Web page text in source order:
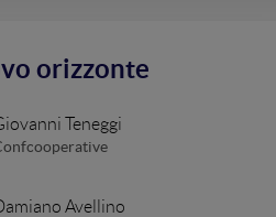
orizzonte
Teneggi
Avellino